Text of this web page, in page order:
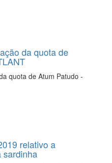
da quota de
quota de Atum Patudo -
relativo a
sardinha